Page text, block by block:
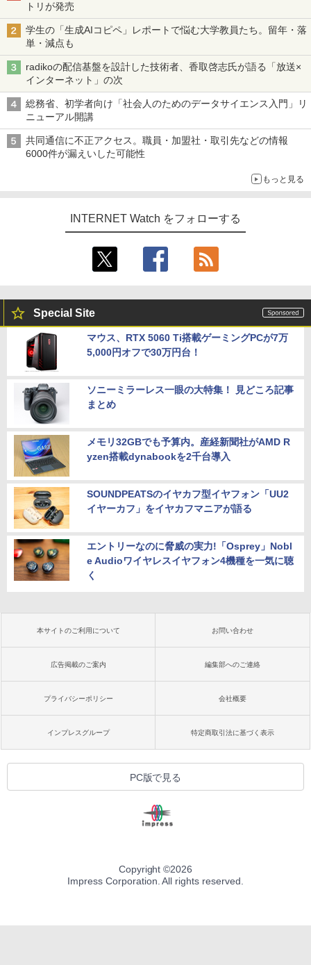
トリが発売
学生の「生成AIコピペ」レポートで悩む大学教員たち。留年・落
単・減点も
radikoの配信基盤を設計した技術者、香取啓志氏が語る「放送×
インターネット」の次
総務省、初学者向け「社会人のためのデータサイエンス入門」リ
ニューアル開講
共同通信に不正アクセス。職員・加盟社・取引先などの情報
6000件が漏えいした可能性
もっと見る
INTERNET Watch をフォローする
Special Site
マウス、RTX 5060 Ti搭載ゲーミングPCが7万
5,000円オフで30万円台！
ソニーミラーレス一眼の大特集！ 見どころ記事
まとめ
メモリ32GBでも予算内。産経新聞社がAMD R
yzen搭載dynabookを2千台導入
SOUNDPEATSのイヤカフ型イヤフォン「UU2
イヤーカフ」をイヤカフマニアが語る
エントリーなのに脅威の実力!「Osprey」Nobl
e Audioワイヤレスイヤフォン4機種を一気に聴
く
本サイトのご利用について お問い合わせ
広告掲載のご案内 編集部へのご連絡
プライバシーポリシー 会社概要
インプレスグループ 特定商取引法に基づく表示
PC版で見る
Copyright ©2026
Impress Corporation. All rights reserved.